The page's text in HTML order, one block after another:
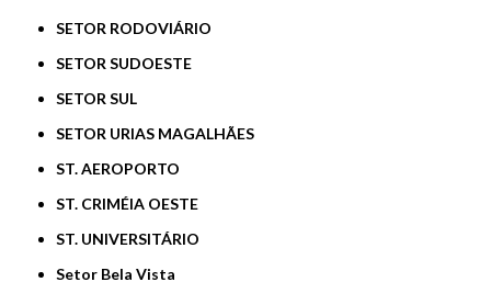
SETOR RODOVIÁRIO
SETOR SUDOESTE
SETOR SUL
SETOR URIAS MAGALHÃES
ST. AEROPORTO
ST. CRIMÉIA OESTE
ST. UNIVERSITÁRIO
Setor Bela Vista